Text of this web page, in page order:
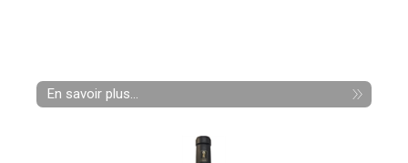
En savoir plus...